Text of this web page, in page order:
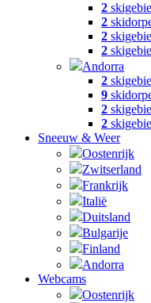
2
2
2
2
Andorra
2
9
2
2
Sneeuw & Weer
Oostenrijk
Zwitserland
Frankrijk
Italië
Duitsland
Bulgarije
Finland
Andorra
Webcams
Oostenrijk